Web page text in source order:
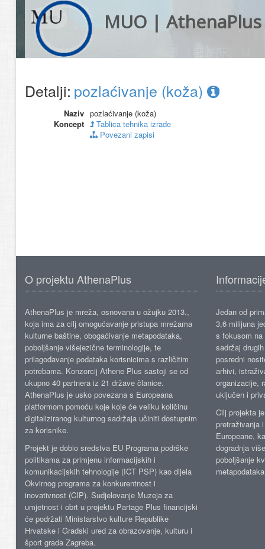
MUO | AthenaPlus
Detalji: pozlaćivanje (koža)
Naziv pozlaćivanje (koža)
Koncept
Tablica tehnika izrade
Povezani zapisi
O projektu AthenaPlus
AthenaPlus je mreža, osnovana u ožujku 2013.,
koja ima za cilj omogućavanje pristupa mrežama
kulturne baštine, obogaćivanje metapodataka,
poboljšanje višejezične terminologije, te
prilagođavanje podataka korisnicima s različitim
potrebama. Konzorcij Athene Plus sastoji se od
ukupno 40 partnera iz 21 države članice.
AthenaPlus je usko povezana s Europeana
platformom pomoću koje koje će veliku količinu
digitaliziranog kulturnog sadržaja učiniti dostupnim
za korisnike.
Projekt je dobio sredstva EU Programa podrške
politikama za primjenu informacijskih i
komunikacijskih tehnologije (ICT PSP) kao dijela
Okvirnog programa za konkurentnost i
inovativnost (CIP). Sudjelovanje Muzeja za
umjetnost i obrt u projektu Partage Plus financijski
će podržati Ministarstvo kulture Republike
Hrvatske i Gradski ured za obrazovanje, kulturu i
šport grada Zagreba.
Jedan od
3,6 milijuna
s fokusom
sadržaj
posredni
arhivi,
organizacije,
uključen i
Cilj projekta
pretraživanja
Europeane,
dogradnja
poboljšanje